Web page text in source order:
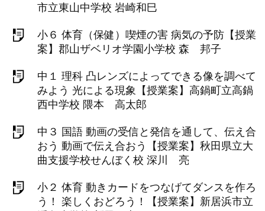
市立東山中学校 岩崎和巳
小６ 体育（保健）喫煙の害 病気の予防【授業
案】郡山ザベリオ学園小学校 森 邦子
中１ 理科 凸レンズによってできる像を調べて
みよう 光による現象【授業案】高鍋町立高鍋
西中学校 隈本 高太郎
中３ 国語 動画の受信と発信を通して、伝え合
おう 動画で伝え合おう【授業案】秋田県立大
曲支援学校せんぼく校 深川 亮
小２ 体育 動きカードをつなげてダンスを作ろ
う！ 楽しくおどろう！【授業案】新居浜市立